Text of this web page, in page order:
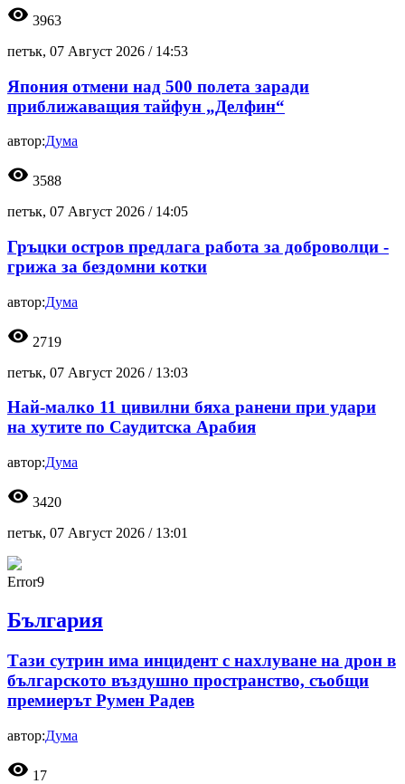
visibility 3963
петък, 07 Август 2026 / 14:53
Япония отмени над 500 полета заради
приближаващия тайфун „Делфин“
автор:Дума
visibility 3588
петък, 07 Август 2026 / 14:05
Гръцки остров предлага работа за доброволци -
грижа за бездомни котки
автор:Дума
visibility 2719
петък, 07 Август 2026 / 13:03
Най-малко 11 цивилни бяха ранени при удари
на хутите по Саудитска Арабия
автор:Дума
visibility 3420
петък, 07 Август 2026 / 13:01
Error9
България
Тази сутрин има инцидент с нахлуване на дрон в
българското въздушно пространство, съобщи
премиерът Румен Радев
автор:Дума
visibility 17